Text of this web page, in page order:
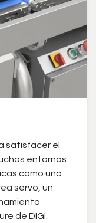
satisfacer el
entornos
como una
servo, un
de DIGI.